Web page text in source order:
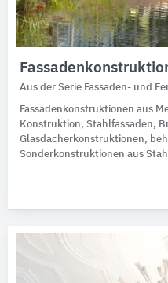
Aus der Serie Fassaden- und
Fassadenkonstruktionen aus
Konstruktion, Stahlfassaden,
Glasdacherkonstruktionen,
Sonderkonstruktionen aus